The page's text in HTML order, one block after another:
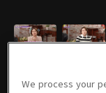
We process your